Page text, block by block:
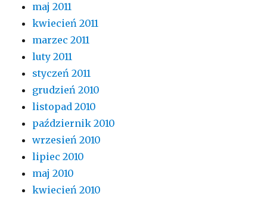
maj 2011
kwiecień 2011
marzec 2011
luty 2011
styczeń 2011
grudzień 2010
listopad 2010
październik 2010
wrzesień 2010
lipiec 2010
maj 2010
kwiecień 2010